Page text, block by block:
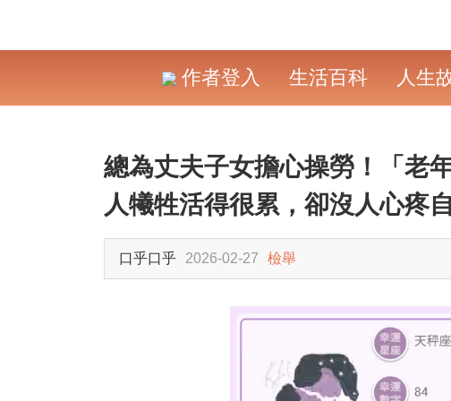
作者登入 生活百科 人生
總為丈夫子女擔心操勞！「老
人犧牲活得很累，卻沒人心疼
口乎口乎 2026-02-27 檢舉